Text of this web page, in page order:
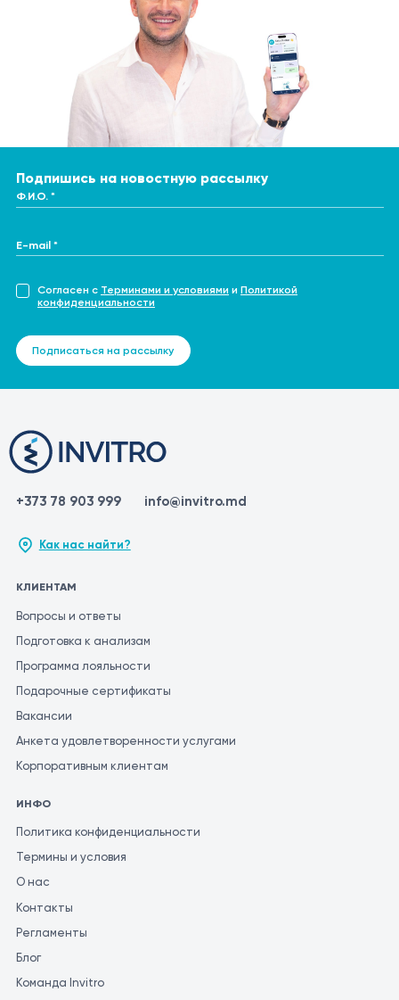
Подпишись на новостную рассылку
Ф.И.О. *
E-mail *
Согласен с Терминами и условиями и Политикой
конфиденциальности
Подписаться на рассылку
+373 78 903 999 info@invitro.md
Как нас найти?
КЛИЕНТАМ
Вопросы и ответы
Подготовка к анализам
Программа лояльности
Подарочные сертификаты
Вакансии
Анкета удовлетворенности услугами
Корпоративным клиентам
ИНФО
Политика конфиденциальности
Термины и условия
О нас
Контакты
Регламенты
Блог
Команда Invitro